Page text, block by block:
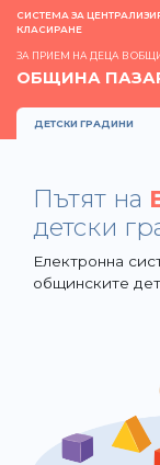
СИСТЕМА ЗА
КЛАСИРАНЕ
ЗА ПРИЕМ НА ДЕЦА В
ОБЩИНА
ДЕТСКИ ГРАДИНИ
Пътят на
детски
Електронна
общинските